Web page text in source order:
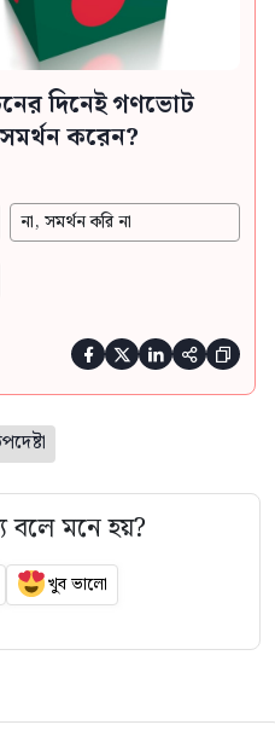
দিনেই গণভোট
করেন?
না, সমর্থন করি না
    
বলে মনে হয়?
খুব ভালো